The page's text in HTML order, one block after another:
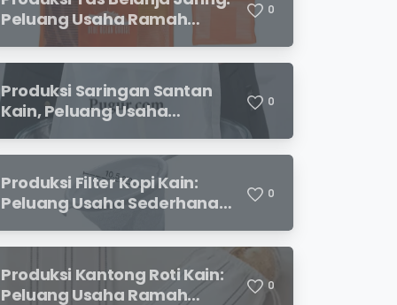
Peluang Usaha Ramah
Lingkungan yang
Menjanjikan
0
Produksi Saringan Santan
Kain, Peluang Usaha
Sederhana dengan
Permintaan yang Terus
Meningkat
0
Produksi Filter Kopi Kain:
Peluang Usaha Sederhana
yang Semakin Diminati
Pecinta Kopi
0
Produksi Kantong Roti Kain:
Peluang Usaha Ramah
0